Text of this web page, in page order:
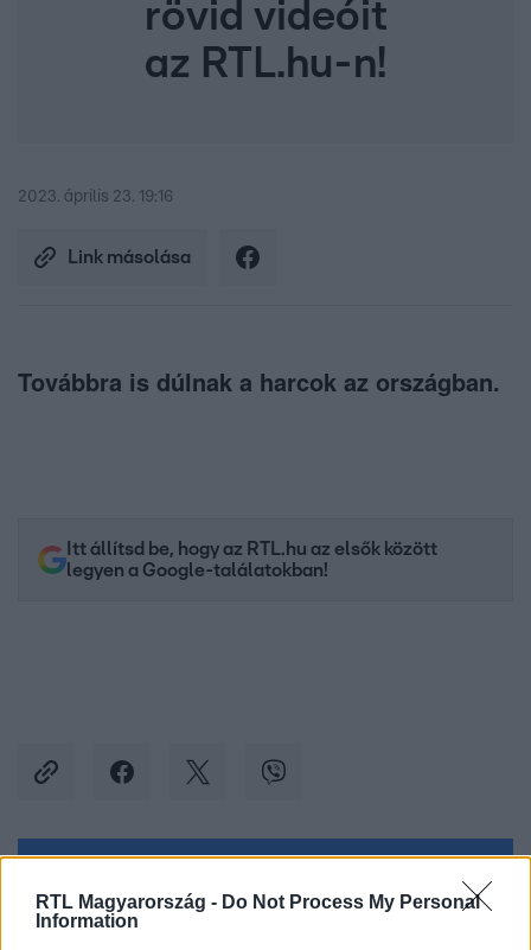
RTL Magyarország - Do Not Process My Personal
Information
rövid videóit
az RTL.hu-n!
2023. április 23. 19:16
Link másolása
Továbbra is dúlnak a harcok az országban.
Itt állítsd be, hogy az RTL.hu az elsők között
legyen a Google-találatokban!
Facebookon is!